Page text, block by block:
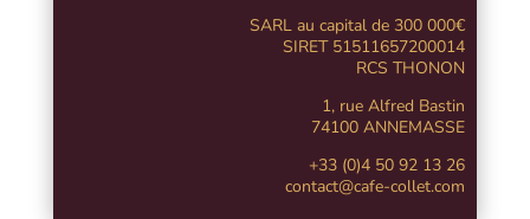
SARL au capital de 300 000€
SIRET 51511657200014
RCS THONON
1, rue Alfred Bastin
74100 ANNEMASSE
+33 (0)4 50 92 13 26
contact@cafe-collet.com